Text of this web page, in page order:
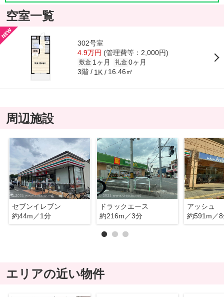
空室一覧
302号室
4.9万円 (管理費等：2,000円)
敷金 1ヶ月 礼金 0ヶ月
3階 1K 16.46㎡
周辺施設
セブンイレブン
約44m／1分
ドラックエース
約216m／3分
アッシュ
約591m／
エリアの近い物件